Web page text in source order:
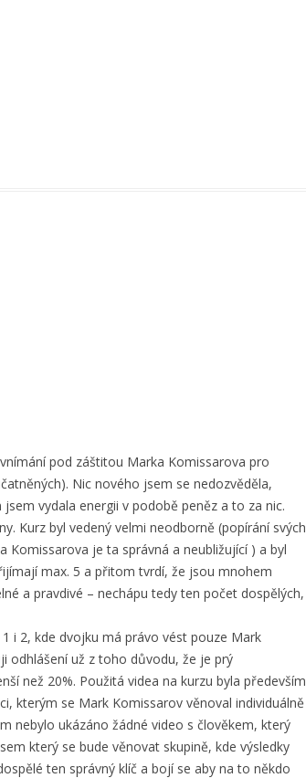
pod záštitou Marka Komissarova pro
Nic nového jsem se nedozvěděla,
vydala energii v podobě peněz a to za nic.
Kurz byl vedený velmi neodborně (popírání svých
je ta správná a neubližující ) a byl
max. 5 a přitom tvrdí, že jsou mnohem
a pravdivé – nechápu tedy ten počet dospělých,
i 2, kde dvojku má právo vést pouze Mark
odhlášení už z toho důvodu, že je prý
než 20%. Použitá videa na kurzu byla především
kterým se Mark Komissarov věnoval individuálně
nebylo ukázáno žádné video s člověkem, který
který se bude věnovat skupině, kde výsledky
ten správný klíč a bojí se aby na to někdo